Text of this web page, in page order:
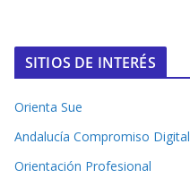
SITIOS DE INTERÉS
Orienta Sue
Andalucía Compromiso Digital
Orientación Profesional